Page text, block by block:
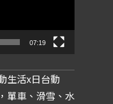
07:19
生活x日台動
單車、滑雪、水